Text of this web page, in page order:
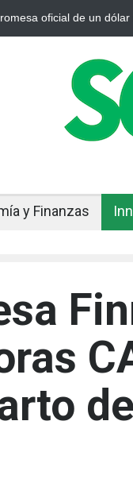
el oro y la plata se
y Finanzas